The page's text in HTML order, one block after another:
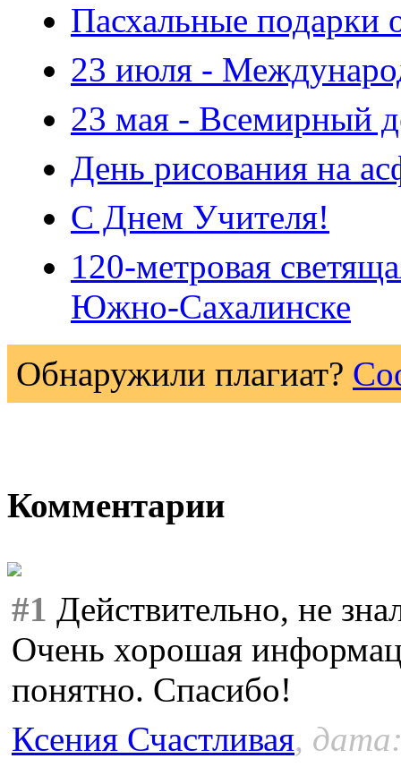
Пасхальные подарки
23 июля -
23 мая - Всемирный
День рисования на
С Днем Учителя!
120-метровая
Южно-Сахалинске
Обнаружили плагиат?
Комментарии
#1 Действительно, не
Очень хорошая
понятно. Спасибо!
Ксения Счастливая,